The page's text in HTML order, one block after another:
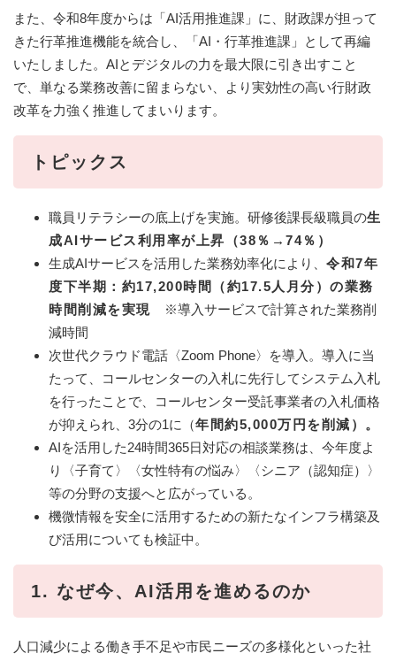
また、令和8年度からは「AI活用推進課」に、財政課が担って
きた行革推進機能を統合し、「AI・行革推進課」として再編
いたしました。AIとデジタルの力を最大限に引き出すこと
で、単なる業務改善に留まらない、より実効性の高い行財政
改革を力強く推進してまいります。
トピックス
職員リテラシーの底上げを実施。研修後課長級職員の生
成AIサービス利用率が上昇（38％→74％）
生成AIサービスを活用した業務効率化により、 令和7年
度下半期：約17,200時間（約17.5人月分）の業務
時間削減を実現 ※導入サービスで計算された業務削
減時間
次世代クラウド電話〈Zoom Phone〉を導入。導入に当
たって、コールセンターの入札に先行してシステム入札
を行ったことで、コールセンター受託事業者の入札価格
が抑えられ、3分の1に（年間約5,000万円を削減）。
AIを活用した24時間365日対応の相談業務は、今年度よ
り〈子育て〉〈女性特有の悩み〉〈シニア（認知症）〉
等の分野の支援へと広がっている。
機微情報を安全に活用するための新たなインフラ構築及
び活用についても検証中。
​1. なぜ今、AI活用を進めるのか
人口減少による働き手不足や市民ニーズの多様化といった社